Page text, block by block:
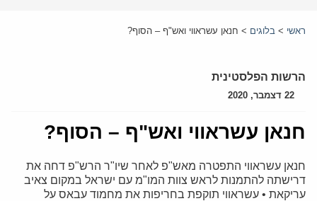
ראשי > בלוגים > חנאן עשראווי ואש"ף – הסוף?
הרשות הפלסטינית
22 דצמבר, 2020
חנאן עשראווי ואש"ף – הסוף?
חנאן עשראווי התפטרה מאש"פ לאחר שיו"ר הרש"פ דחה את
דרישתה להתמנות לראש צוות המו"מ עם ישראל במקום צאיב
עריקאת • עשראווי תוקפת בחריפות את מחמוד עבאס על